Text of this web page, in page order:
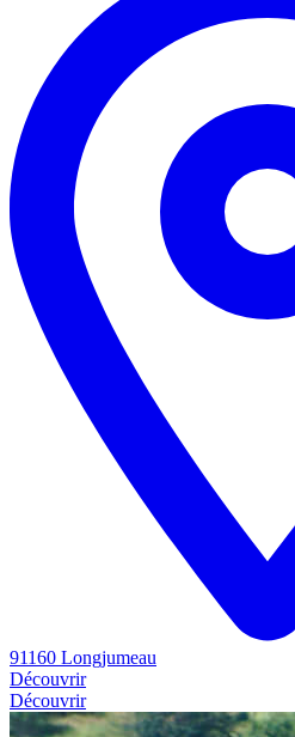
91160 Longjumeau
Découvrir
Découvrir